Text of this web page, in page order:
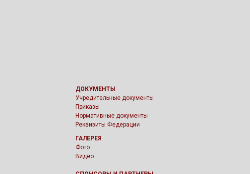
ДОКУМЕНТЫ
Учредительные документы
Приказы
Нормативные документы
Реквизиты Федерации
ГАЛЕРЕЯ
Фото
Видео